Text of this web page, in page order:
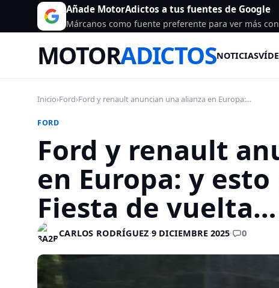
Añade MotorAdictos a tus fuentes de Google
Márcanos como fuente preferente para ver más
MOTORADICTOSNOTICIAS
Inicio›Ford›Ford y renault anuncian una alianza en Europa:...
FORD
Ford y renault
en Europa: y
Fiesta de vuelta…
CARLOS RODRÍGUEZ·9 DICIEMBRE 2025· 0